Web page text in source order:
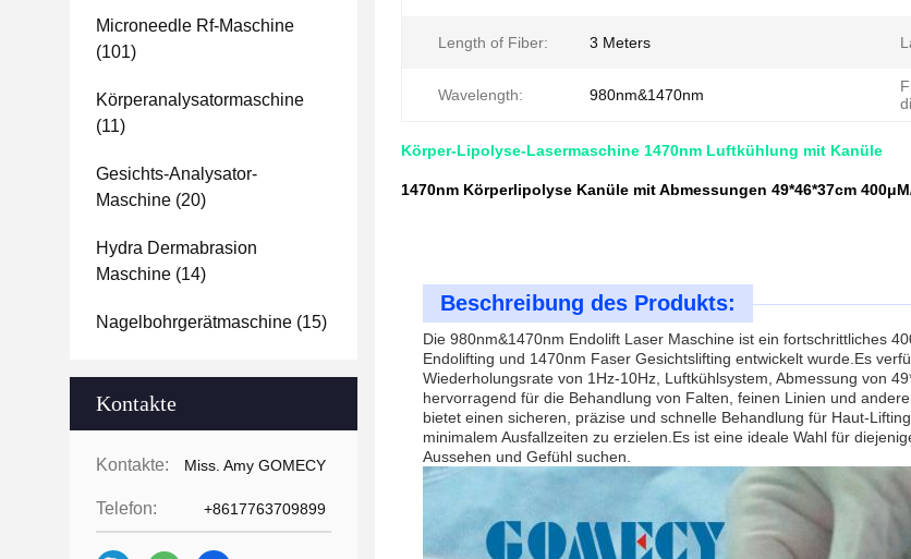
Microneedle Rf-Maschine
(101)
Körperanalysatormaschine
(11)
Gesichts-Analysator-
Maschine (20)
Hydra Dermabrasion
Maschine (14)
Nagelbohrgerätmaschine (15)
Kontakte
Kontakte: Miss. Amy GOMECY
Telefon: +8617763709899
Length of Fiber: 3 Meters
Wavelength: 980nm&1470nm
Körper-Lipolyse-Lasermaschine 1470nm Luftkühlung mit Kanüle
1470nm Körperlipolyse Kanüle mit Abmessungen 49*46*37cm
Beschreibung des Produkts:
Die 980nm&1470nm Endolift Laser Maschine ist ein fortschrittliches
Endolifting und 1470nm Faser Gesichtslifting entwickelt wurde.Es
Wiederholungsrate von 1Hz-10Hz, Luftkühlsystem, Abmessung von
hervorragend für die Behandlung von Falten, feinen Linien und
bietet einen sicheren, präzise und schnelle Behandlung für Haut-
minimalem Ausfallzeiten zu erzielen.Es ist eine ideale Wahl für
Aussehen und Gefühl suchen.